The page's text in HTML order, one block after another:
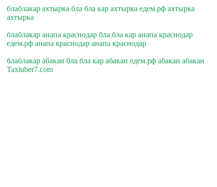
блаблакар ахтырка бла бла кар ахтырка едем.рф ахтырка
ахтырка
блаблакар анапа краснодар бла бла кар анапа краснодар
едем.рф анапа краснодар анапа краснодар
блаблакар абакан бла бла кар абакан едем.рф абакан абакан
Taxiuber7.com